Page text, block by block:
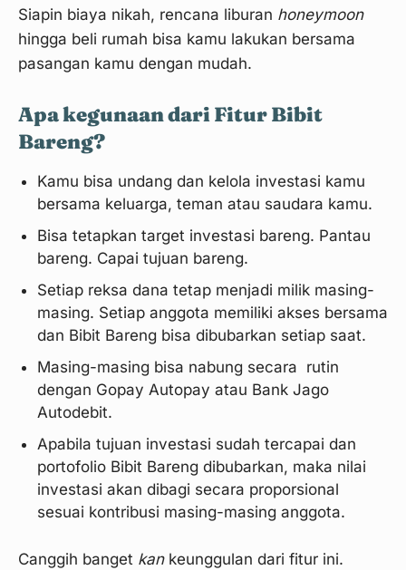
Siapin biaya nikah, rencana liburan honeymoon
hingga beli rumah bisa kamu lakukan bersama
pasangan kamu dengan mudah.
Apa kegunaan dari Fitur Bibit
Bareng?
Kamu bisa undang dan kelola investasi kamu
bersama keluarga, teman atau saudara kamu.
Bisa tetapkan target investasi bareng. Pantau
bareng. Capai tujuan bareng.
Setiap reksa dana tetap menjadi milik masing-
masing. Setiap anggota memiliki akses bersama
dan Bibit Bareng bisa dibubarkan setiap saat.
Masing-masing bisa nabung secara rutin
dengan Gopay Autopay atau Bank Jago
Autodebit.
Apabila tujuan investasi sudah tercapai dan
portofolio Bibit Bareng dibubarkan, maka nilai
investasi akan dibagi secara proporsional
sesuai kontribusi masing-masing anggota.
Canggih banget kan keunggulan dari fitur ini.